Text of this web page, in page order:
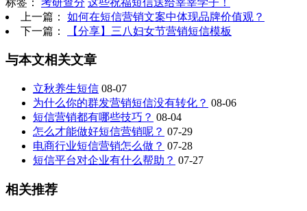
上一篇： 如何在短信营销文案中体现品牌价值观？
下一篇：
【分享】三八妇女节营销短信模板
与本文相关文章
立秋养生短信 08-07
为什么你的群发营销短信没有转化？ 08-06
短信营销都有哪些技巧？ 08-04
怎么才能做好短信营销呢？ 07-29
电商行业短信营销怎么做？ 07-28
短信平台对企业有什么帮助？ 07-27
相关推荐